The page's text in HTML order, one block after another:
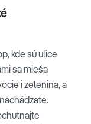
kde sú ulice
sa mieša
i zelenina, a